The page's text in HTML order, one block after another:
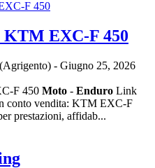
EXC-F 450
- Giugno 25, 2026
F 450 Moto - Enduro Link
conto vendita: KTM EXC-F
prestazioni, affidab...